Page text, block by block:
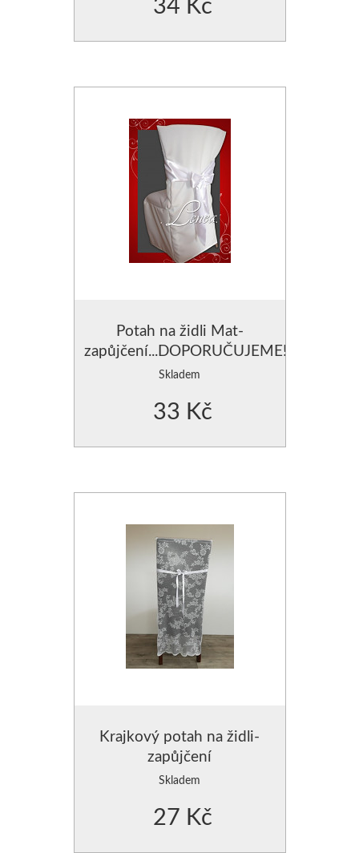
Potah na židli Mat-
zapůjčení...DOPORUČUJEME!
Skladem
33 Kč
Krajkový potah na židli-
zapůjčení
Skladem
27 Kč